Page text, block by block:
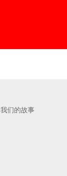
我们的故事